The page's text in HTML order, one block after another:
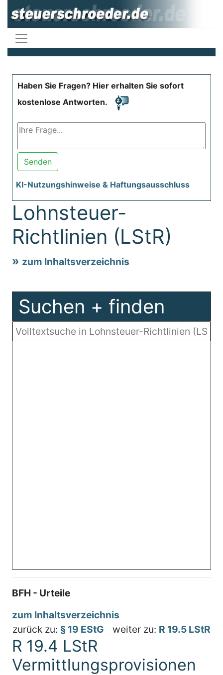
Haben Sie Fragen? Hier erhalten Sie sofort
kostenlose Antworten.
Senden
KI-Nutzungshinweise & Haftungsausschluss
Lohnsteuer-
Richtlinien (LStR)
zum Inhaltsverzeichnis
Suchen + finden
BFH - Urteile
zum Inhaltsverzeichnis
zurück zu: § 19 EStG weiter zu: R 19.5 LStR
R 19.4 LStR
Vermittlungsprovisionen